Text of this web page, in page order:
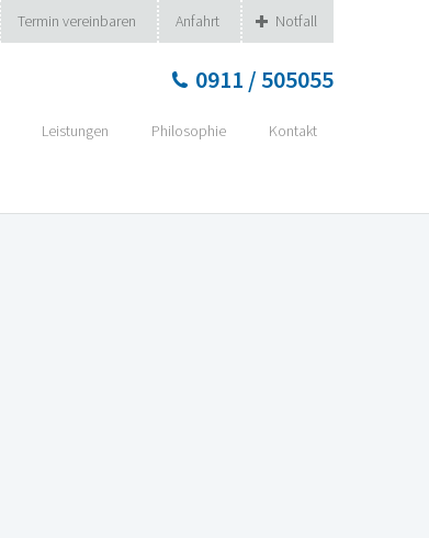
Termin vereinbaren Anfahrt Notfall
0911 / 505055
Leistungen Philosophie Kontakt